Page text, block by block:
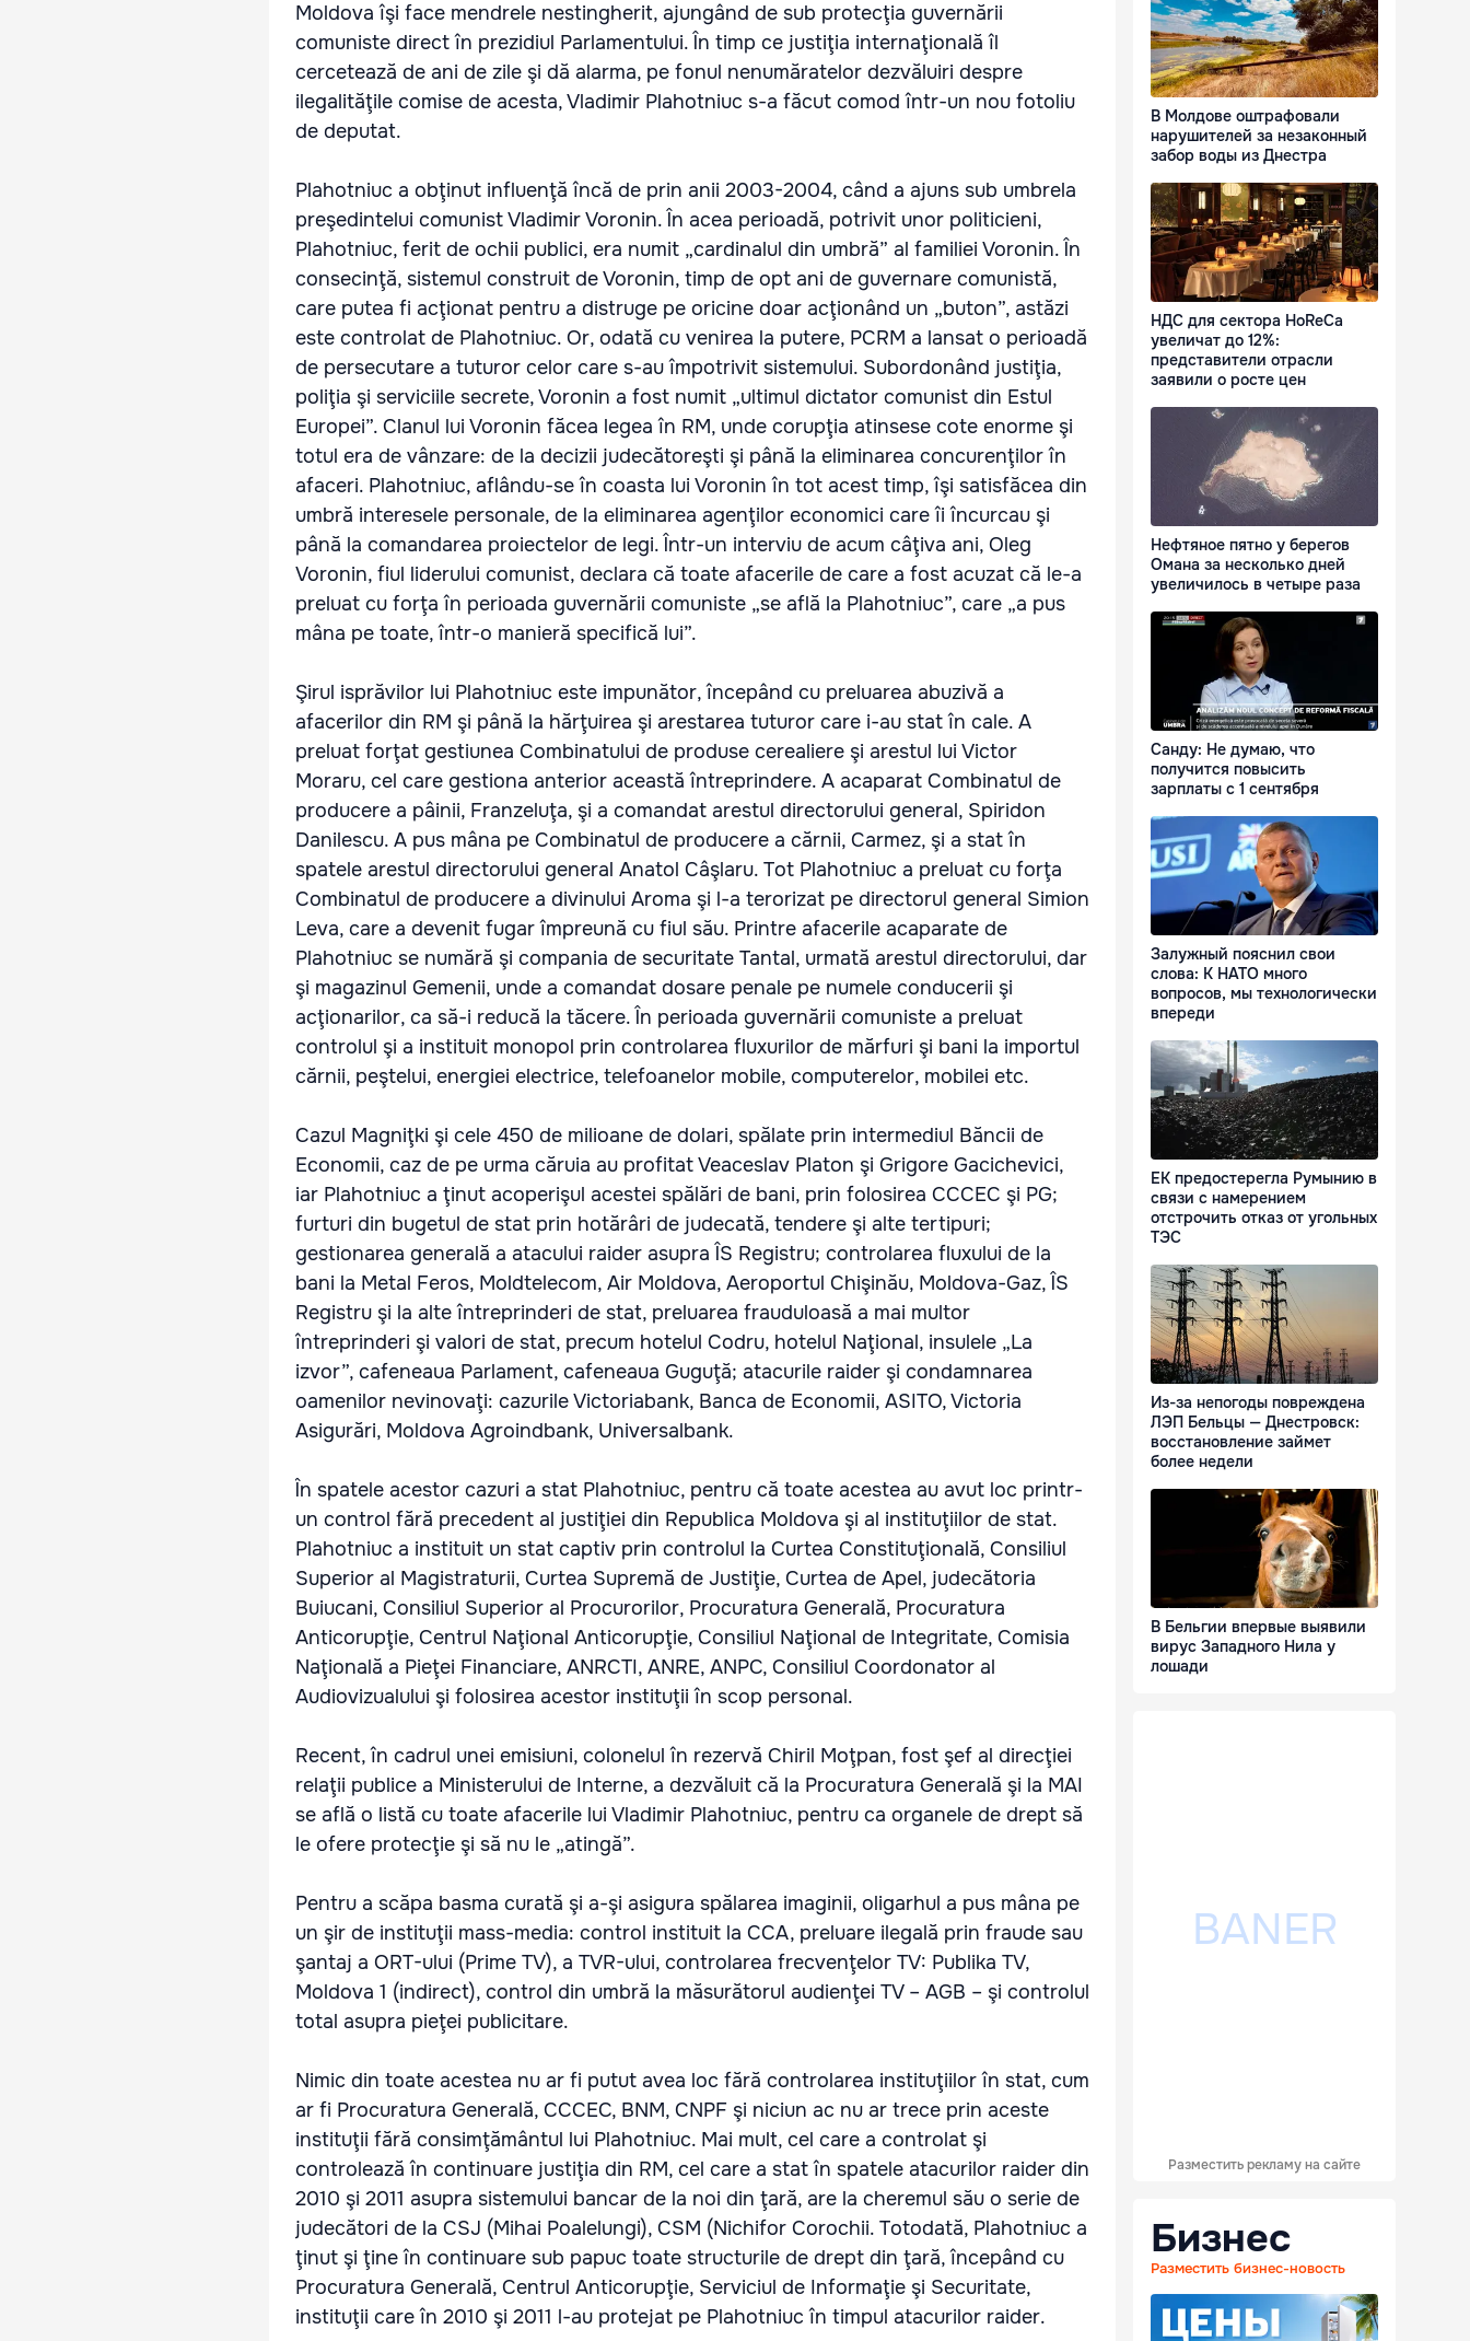
Moldova îşi face mendrele nestingherit, ajungând de sub protecţia guvernării
comuniste direct în prezidiul Parlamentului. În timp ce justiţia internaţională îl
cercetează de ani de zile şi dă alarma, pe fonul nenumăratelor dezvăluiri despre
ilegalităţile comise de acesta, Vladimir Plahotniuc s-a făcut comod într-un nou fotoliu
de deputat.
Plahotniuc a obţinut influenţă încă de prin anii 2003-2004, când a ajuns sub umbrela
preşedintelui comunist Vladimir Voronin. În acea perioadă, potrivit unor politicieni,
Plahotniuc, ferit de ochii publici, era numit „cardinalul din umbră” al familiei Voronin. În
consecinţă, sistemul construit de Voronin, timp de opt ani de guvernare comunistă,
care putea fi acţionat pentru a distruge pe oricine doar acţionând un „buton”, astăzi
este controlat de Plahotniuc. Or, odată cu venirea la putere, PCRM a lansat o perioadă
de persecutare a tuturor celor care s-au împotrivit sistemului. Subordonând justiţia,
poliţia şi serviciile secrete, Voronin a fost numit „ultimul dictator comunist din Estul
Europei”. Clanul lui Voronin făcea legea în RM, unde corupţia atinsese cote enorme şi
totul era de vânzare: de la decizii judecătoreşti şi până la eliminarea concurenţilor în
afaceri. Plahotniuc, aflându-se în coasta lui Voronin în tot acest timp, îşi satisfăcea din
umbră interesele personale, de la eliminarea agenţilor economici care îi încurcau şi
până la comandarea proiectelor de legi. Într-un interviu de acum câţiva ani, Oleg
Voronin, fiul liderului comunist, declara că toate afacerile de care a fost acuzat că le-a
preluat cu forţa în perioada guvernării comuniste „se află la Plahotniuc”, care „a pus
mâna pe toate, într-o manieră specifică lui”.
Şirul isprăvilor lui Plahotniuc este impunător, începând cu preluarea abuzivă a
afacerilor din RM şi până la hărţuirea şi arestarea tuturor care i-au stat în cale. A
preluat forţat gestiunea Combinatului de produse cerealiere şi arestul lui Victor
Moraru, cel care gestiona anterior această întreprindere. A acaparat Combinatul de
producere a pâinii, Franzeluţa, şi a comandat arestul directorului general, Spiridon
Danilescu. A pus mâna pe Combinatul de producere a cărnii, Carmez, şi a stat în
spatele arestul directorului general Anatol Câşlaru. Tot Plahotniuc a preluat cu forţa
Combinatul de producere a divinului Aroma şi l-a terorizat pe directorul general Simion
Leva, care a devenit fugar împreună cu fiul său. Printre afacerile acaparate de
Plahotniuc se numără şi compania de securitate Tantal, urmată arestul directorului, dar
şi magazinul Gemenii, unde a comandat dosare penale pe numele conducerii şi
acţionarilor, ca să-i reducă la tăcere. În perioada guvernării comuniste a preluat
controlul şi a instituit monopol prin controlarea fluxurilor de mărfuri şi bani la importul
cărnii, peştelui, energiei electrice, telefoanelor mobile, computerelor, mobilei etc.
Cazul Magniţki şi cele 450 de milioane de dolari, spălate prin intermediul Băncii de
Economii, caz de pe urma căruia au profitat Veaceslav Platon şi Grigore Gacichevici,
iar Plahotniuc a ţinut acoperişul acestei spălări de bani, prin folosirea CCCEC şi PG;
furturi din bugetul de stat prin hotărâri de judecată, tendere şi alte tertipuri;
gestionarea generală a atacului raider asupra ÎS Registru; controlarea fluxului de la
bani la Metal Feros, Moldtelecom, Air Moldova, Aeroportul Chişinău, Moldova-Gaz, ÎS
Registru şi la alte întreprinderi de stat, preluarea frauduloasă a mai multor
întreprinderi şi valori de stat, precum hotelul Codru, hotelul Naţional, insulele „La
izvor”, cafeneaua Parlament, cafeneaua Guguţă; atacurile raider şi condamnarea
oamenilor nevinovaţi: cazurile Victoriabank, Banca de Economii, ASITO, Victoria
Asigurări, Moldova Agroindbank, Universalbank.
În spatele acestor cazuri a stat Plahotniuc, pentru că toate acestea au avut loc printr-
un control fără precedent al justiţiei din Republica Moldova şi al instituţiilor de stat.
Plahotniuc a instituit un stat captiv prin controlul la Curtea Constituţională, Consiliul
Superior al Magistraturii, Curtea Supremă de Justiţie, Curtea de Apel, judecătoria
Buiucani, Consiliul Superior al Procurorilor, Procuratura Generală, Procuratura
Anticorupţie, Centrul Naţional Anticorupţie, Consiliul Naţional de Integritate, Comisia
Naţională a Pieţei Financiare, ANRCTI, ANRE, ANPC, Consiliul Coordonator al
Audiovizualului şi folosirea acestor instituţii în scop personal.
Recent, în cadrul unei emisiuni, colonelul în rezervă Chiril Moţpan, fost şef al direcţiei
relaţii publice a Ministerului de Interne, a dezvăluit că la Procuratura Generală şi la MAI
se află o listă cu toate afacerile lui Vladimir Plahotniuc, pentru ca organele de drept să
le ofere protecţie şi să nu le „atingă”.
Pentru a scăpa basma curată şi a-şi asigura spălarea imaginii, oligarhul a pus mâna pe
un şir de instituţii mass-media: control instituit la CCA, preluare ilegală prin fraude sau
şantaj a ORT-ului (Prime TV), a TVR-ului, controlarea frecvenţelor TV: Publika TV,
Moldova 1 (indirect), control din umbră la măsurătorul audienţei TV – AGB – şi controlul
total asupra pieţei publicitare.
Nimic din toate acestea nu ar fi putut avea loc fără controlarea instituţiilor în stat, cum
ar fi Procuratura Generală, CCCEC, BNM, CNPF şi niciun ac nu ar trece prin aceste
instituţii fără consimţământul lui Plahotniuc. Mai mult, cel care a controlat şi
controlează în continuare justiţia din RM, cel care a stat în spatele atacurilor raider din
2010 şi 2011 asupra sistemului bancar de la noi din ţară, are la cheremul său o serie de
judecători de la CSJ (Mihai Poalelungi), CSM (Nichifor Corochii. Totodată, Plahotniuc a
ţinut şi ţine în continuare sub papuc toate structurile de drept din ţară, începând cu
Procuratura Generală, Centrul Anticorupţie, Serviciul de Informaţie şi Securitate,
instituţii care în 2010 şi 2011 l-au protejat pe Plahotniuc în timpul atacurilor raider.
В Молдове оштрафовали
нарушителей за незаконный
забор воды из Днестра
НДС для сектора HoReCa
увеличат до 12%:
представители отрасли
заявили о росте цен
Нефтяное пятно у берегов
Омана за несколько дней
увеличилось в четыре раза
Санду: Не думаю, что
получится повысить
зарплаты с 1 сентября
Залужный пояснил свои
слова: К НАТО много
вопросов, мы технологически
впереди
ЕК предостерегла Румынию в
связи с намерением
отстрочить отказ от угольных
ТЭС
Из-за непогоды повреждена
ЛЭП Бельцы — Днестровск:
восстановление займет
более недели
В Бельгии впервые выявили
вирус Западного Нила у
лошади
Разместить рекламу на сайте
Бизнес
Разместить бизнес-новость